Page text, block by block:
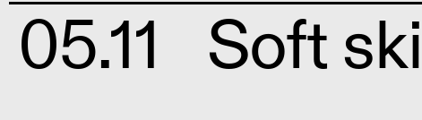
05.11
Soft